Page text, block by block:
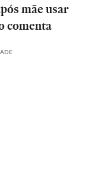
mãe usar
comenta